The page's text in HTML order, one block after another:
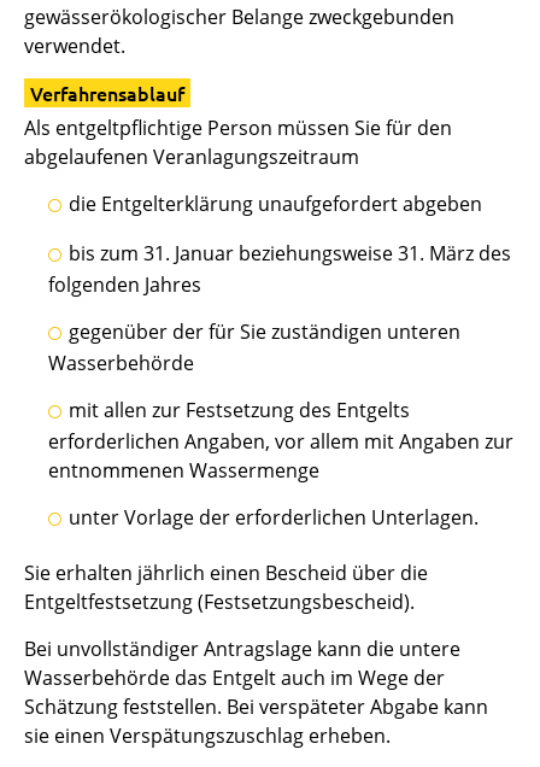
gewässerökologischer Belangezweckgebunden
verwendet.
Verfahrensablauf
Als entgeltpflichtige Person müssen Sie für den
abgelaufenen Veranlagungszeitraum
die Entgelterklärung unaufgefordert abgeben
bis zum 31. Januar beziehungsweise 31. März des
folgenden Jahres
gegenüber der für Sie zuständigen unteren
Wasserbehörde
mit allen zur Festsetzung des Entgelts
erforderlichen Angaben, vor allem mit Angaben zur
entnommenen Wassermenge
unter Vorlage der erforderlichen Unterlagen.
Sie erhalten jährlich einen Bescheid über die
Entgeltfestsetzung (Festsetzungsbescheid).
Bei unvollständiger Antragslage kann die untere
Wasserbehörde das Entgelt auch im Wege der
Schätzung feststellen. Bei verspäteter Abgabe kann
sie einen Verspätungszuschlag erheben.